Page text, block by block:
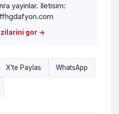
yayinlar. Iletisim:
gor →
X'te Paylas WhatsApp